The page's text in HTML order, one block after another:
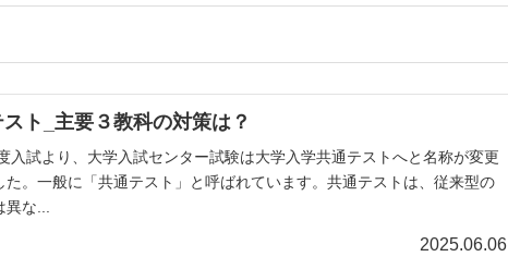
ト_主要３教科の対策は？
入試より、大学入試センター試験は大学入学共通テストへと名称が変更
た。一般に「共通テスト」と呼ばれています。共通テストは、従来型の
異な...
2025.06.06